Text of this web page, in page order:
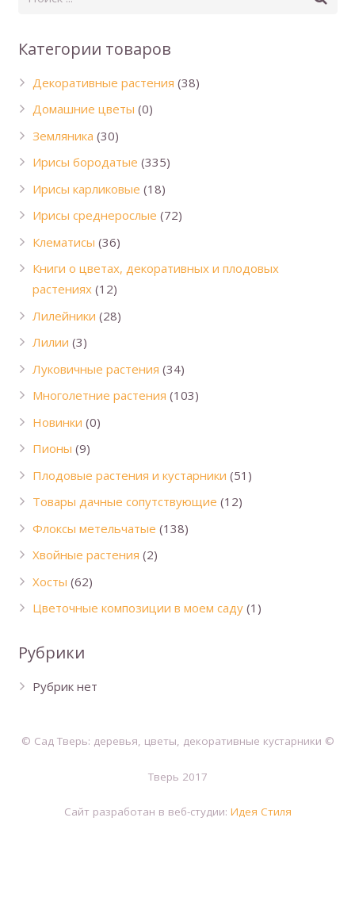
Категории товаров
Декоративные растения (38)
Домашние цветы (0)
Земляника (30)
Ирисы бородатые (335)
Ирисы карликовые (18)
Ирисы среднерослые (72)
Клематисы (36)
Книги о цветах, декоративных и плодовых
растениях (12)
Лилейники (28)
Лилии (3)
Луковичные растения (34)
Многолетние растения (103)
Новинки (0)
Пионы (9)
Плодовые растения и кустарники (51)
Товары дачные сопутствующие (12)
Флоксы метельчатые (138)
Хвойные растения (2)
Хосты (62)
Цветочные композиции в моем саду (1)
Рубрики
Рубрик нет
© Сад Тверь: деревья, цветы, декоративные кустарники ©
Тверь 2017
Сайт разработан в веб-студии: Идея Стиля